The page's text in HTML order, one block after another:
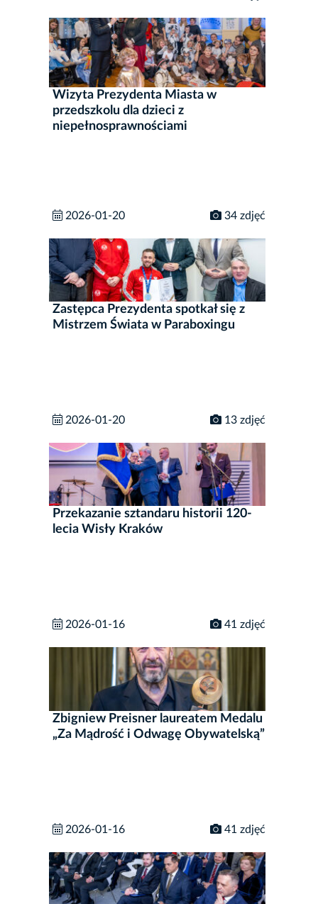
Wizyta Prezydenta Miasta w
przedszkolu dla dzieci z
niepełnosprawnościami
2026-01-20 34 zdjęć
Zastępca Prezydenta spotkał się z
Mistrzem Świata w Paraboxingu
2026-01-20 13 zdjęć
Przekazanie sztandaru historii 120-
lecia Wisły Kraków
2026-01-16 41 zdjęć
Zbigniew Preisner laureatem Medalu
„Za Mądrość i Odwagę Obywatelską”
2026-01-16 41 zdjęć